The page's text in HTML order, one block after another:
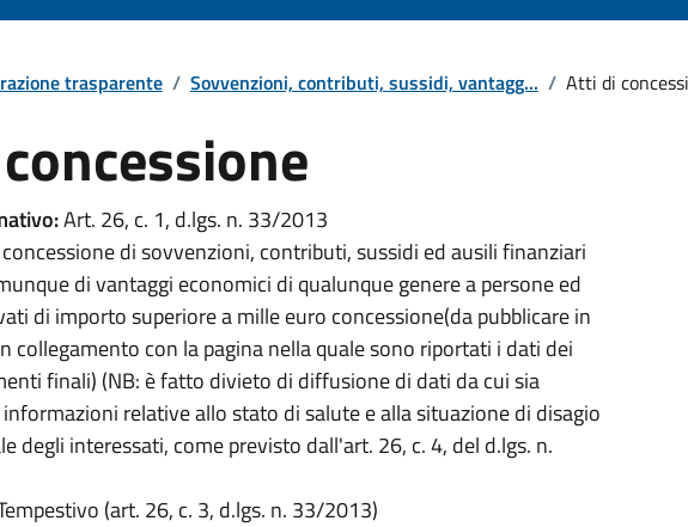
trasparente / Sovvenzioni, contributi, sussidi, vantagg... / Atti di
Art. 26, c. 1, d.lgs. n. 33/2013
di sovvenzioni, contributi, sussidi ed ausili finanziari
di vantaggi economici di qualunque genere a persone ed
di importo superiore a mille euro concessione(da pubblicare in
collegamento con la pagina nella quale sono riportati i dati dei
finali) (NB: è fatto divieto di diffusione di dati da cui sia
relative allo stato di salute e alla situazione di disagio
degli interessati, come previsto dall'art. 26, c. 4, del d.lgs. n.
(art. 26, c. 3, d.lgs. n. 33/2013)